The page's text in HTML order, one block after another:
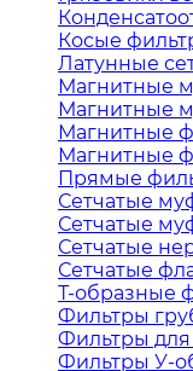
Косые
Латунные
Магнитные
Магнитные
Магнитные
Магнитные
Прямые
Сетчатые
Сетчатые
Сетчатые
Сетчатые
Т-образные
Фильтры
Фильтры
Фильтры У-